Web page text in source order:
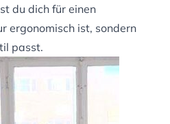
du dich für einen
ergonomisch ist, sondern
passt.